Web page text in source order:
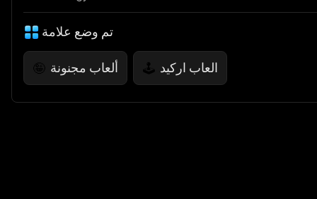
تم وضع علامة
🤪 ألعاب مجنونة 🕹️ العاب اركيد